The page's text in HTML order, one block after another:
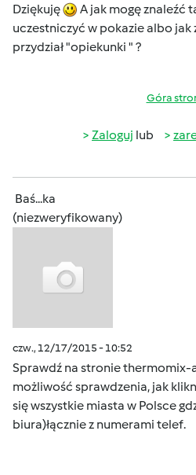
Dziękuję
A jak mogę znaleźć
uczestniczyć w pokazie albo
przydział "opiekunki " ?
Góra
Zaloguj lub
Baś...ka
(niezweryfikowany)
czw., 12/17/2015 - 10:52
Sprawdź na stronie thermomix-
możliwość sprawdzenia, jak
się wszystkie miasta w Polsce
biura)łącznie z numerami telef.